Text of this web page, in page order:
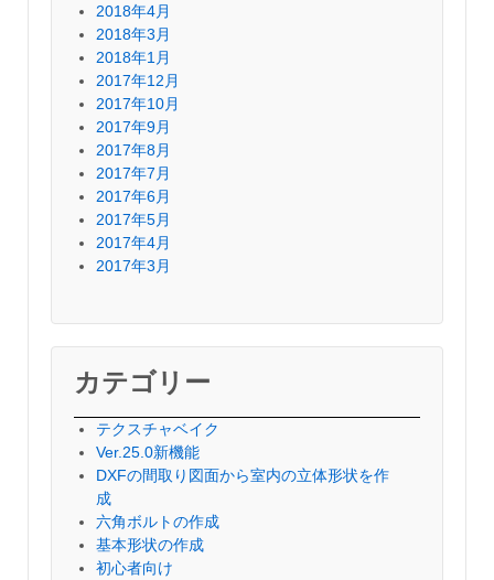
2018年4月
2018年3月
2018年1月
2017年12月
2017年10月
2017年9月
2017年8月
2017年7月
2017年6月
2017年5月
2017年4月
2017年3月
カテゴリー
テクスチャベイク
Ver.25.0新機能
DXFの間取り図面から室内の立体形状を作
成
六角ボルトの作成
基本形状の作成
初心者向け